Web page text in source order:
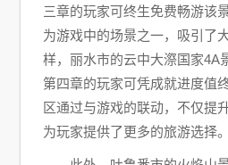
三章的玩家可终生免费畅游该
为游戏中的场景之一，吸引了
样，丽水市的云中大漈国家4A
第四章的玩家可凭成就进度值
区通过与游戏的联动，不仅提
为玩家提供了更多的旅游选择。